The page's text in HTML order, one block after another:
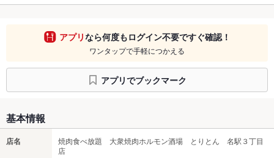
アプリなら何度もログイン不要ですぐ確認！
ワンタップで手軽につかえる
アプリでブックマーク
基本情報
店名
焼肉食べ放題 大衆焼肉ホルモン酒場 とりとん 名駅３丁目
店